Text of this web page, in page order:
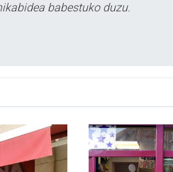
babestuko duzu.